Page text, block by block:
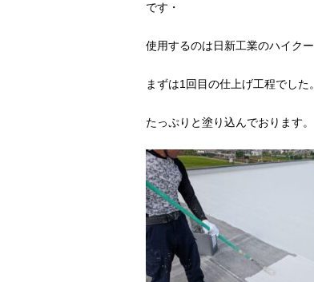
です・
使用するのは日新工業のハイクー
まずは1回目の仕上げ工程でした。
たっぷりと塗り込んでおります。